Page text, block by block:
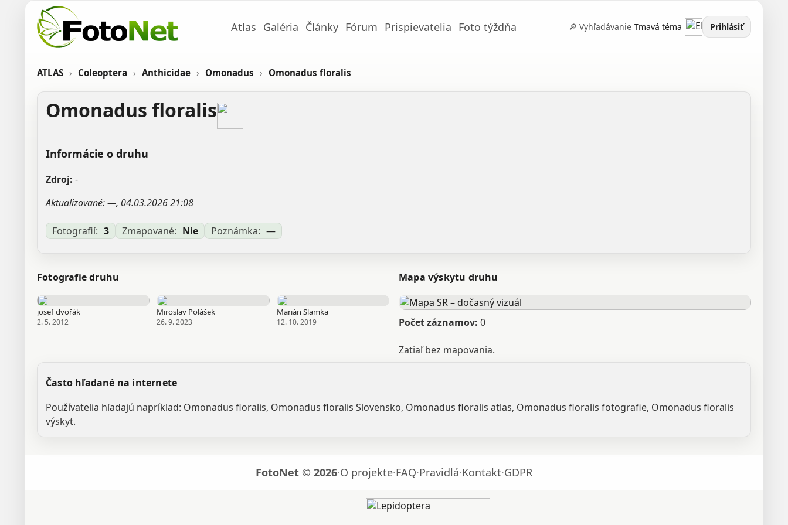
Atlas Galéria Články Fórum Prispievatelia Foto týždňa 🔎 Vyhľadávanie Tmavá téma Prihlásiť
ATLAS › Coleoptera › Anthicidae › Omonadus › Omonadus floralis
Omonadus floralis
Informácie o druhu
Zdroj: -
Aktualizované: —, 04.03.2026 21:08
Fotografií: 3 Zmapované: Nie Poznámka: —
Fotografie druhu
josef dvořák
2. 5. 2012
Miroslav Polášek
26. 9. 2023
Marián Slamka
12. 10. 2019
Mapa výskytu druhu
Počet záznamov: 0
Zatiaľ bez mapovania.
Často hľadané na internete
Používatelia hľadajú napríklad: Omonadus floralis, Omonadus floralis Slovensko, Omonadus floralis atlas, Omonadus floralis fotografie, Omonadus floralis
výskyt.
FotoNet © 2026·O projekte·FAQ·Pravidlá·Kontakt·GDPR